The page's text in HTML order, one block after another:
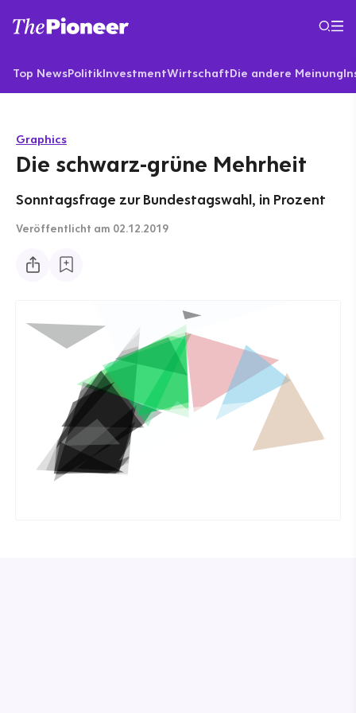
Top NewsPolitikInvestmentWirtschaftDie andere Meinung
Graphics
Die schwarz-grüne Mehrheit
Sonntagsfrage zur Bundestagswahl, in Prozent
Veröffentlicht am 02.12.2019